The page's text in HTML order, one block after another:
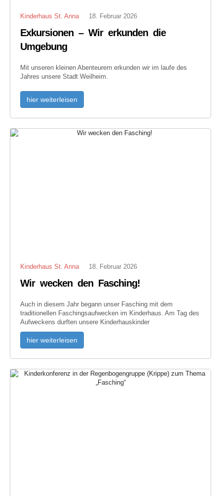
Kinderhaus St. Anna 18. Februar 2026
Exkursionen – Wir erkunden die
Umgebung
Mit unseren kleinen Abenteurern erkunden wir im laufe des
Jahres unsere Stadt Weilheim.
hier weiterleisen
Kinderhaus St. Anna 18. Februar 2026
Wir wecken den Fasching!
Auch in diesem Jahr begann unser Fasching mit dem
traditionellen Faschingsaufwecken im Kinderhaus. Am Tag des
Aufweckens durften unsere Kinderhauskinder
hier weiterleisen